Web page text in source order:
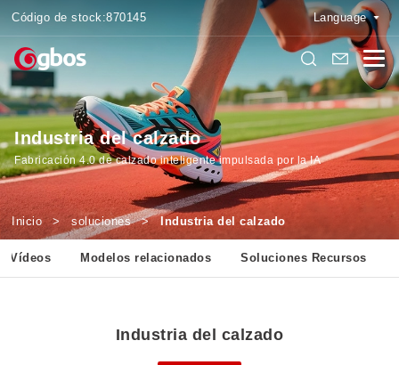
Código de stock:870145 Language
Industria del calzado
Fabricación 4.0 de calzado inteligente impulsada por la IA
Inicio > soluciones > Industria del calzado
Vídeos Modelos relacionados Soluciones Recursos
Industria del calzado